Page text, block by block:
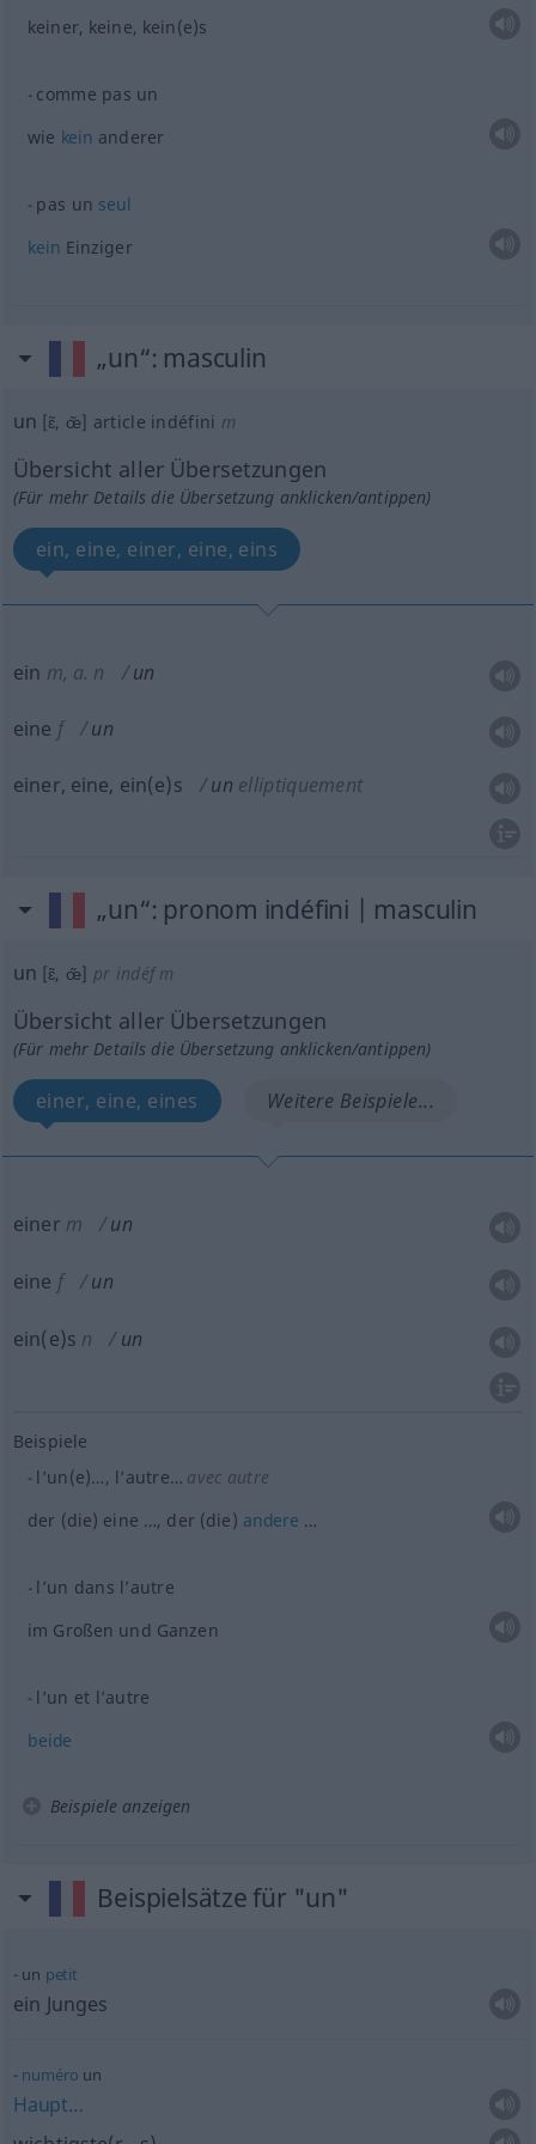
keiner, keine, kein(e)s
comme pas un
wie kein anderer
pas un seul
kein Einziger
„un“: masculin
un [ɛ̃, œ̃] article indéfini m
Übersicht aller Übersetzungen
(Für mehr Details die Übersetzung anklicken/antippen)
ein, eine, einer, eine, eins
ein m, a. n un
eine f un
einer, eine, ein(e)s un elliptiquement
„un“: pronom indéfini | masculin
un [ɛ̃, œ̃] pr indéfm
Übersicht aller Übersetzungen
(Für mehr Details die Übersetzung anklicken/antippen)
einer, eine, eines Weitere Beispiele...
einer m un
eine f un
ein(e)s n un
Beispiele
l’un(e)…, l’autre… avec autre
der (die) eine …, der (die) andere …
l’un dans l’autre
im Großen und Ganzen
l’un et l’autre
beide
Beispiele anzeigen
Beispielsätze für "un"
un petit
ein Junges
numéro un
Haupt…